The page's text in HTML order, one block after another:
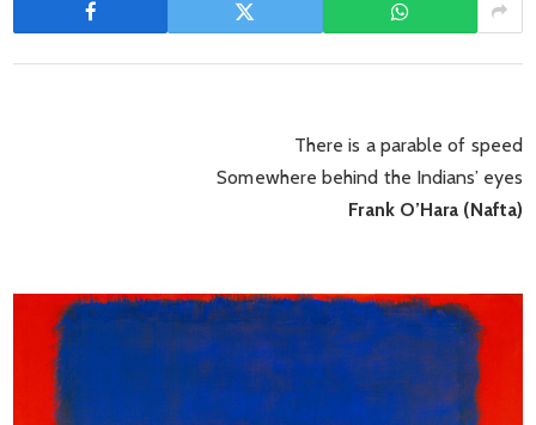
There is a parable of speed
Somewhere behind the Indians’ eyes
Frank O’Hara (Nafta)